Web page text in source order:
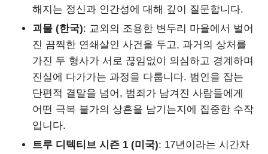
해지는 정신과 인간성에 대해 깊이 질문합니다.
괴물 (한국): 교외의 조용한 변두리 마을에서 벌어
진 끔찍한 연쇄살인 사건을 두고, 과거의 상처를
가진 두 형사가 서로 끊임없이 의심하고 경계하며
진실에 다가가는 과정을 다룹니다. 범인을 잡는
단편적 결말을 넘어, 범죄가 남겨진 사람들에게
어떤 극복 불가의 상흔을 남기는지에 집중한 수작
입니다.
트루 디텍티브 시즌 1 (미국): 17년이라는 시간차